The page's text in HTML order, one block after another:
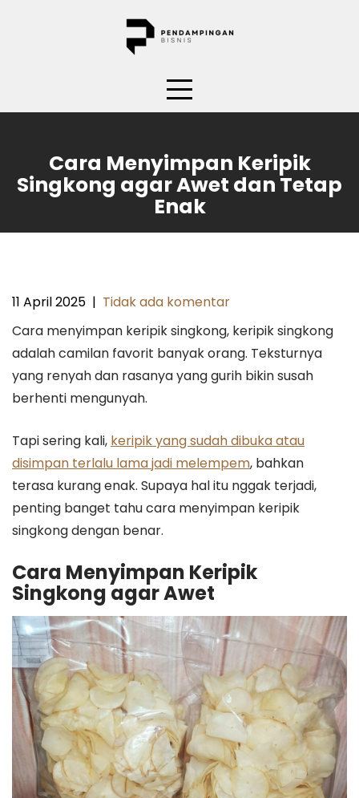
Cara Menyimpan Keripik
Singkong agar Awet dan Tetap
Enak
11 April 2025 | Tidak ada komentar
Cara menyimpan keripik singkong, keripik singkong
adalah camilan favorit banyak orang. Teksturnya
yang renyah dan rasanya yang gurih bikin susah
berhenti mengunyah.
Tapi sering kali, keripik yang sudah dibuka atau
disimpan terlalu lama jadi melempem, bahkan
terasa kurang enak. Supaya hal itu nggak terjadi,
penting banget tahu cara menyimpan keripik
singkong dengan benar.
Cara Menyimpan Keripik
Singkong agar Awet